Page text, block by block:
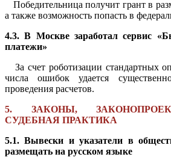
Победительница получит грант в
а также возможность попасть в
4.3. В Москве заработал сервис
платежи»
За счет роботизации стандартных
числа ошибок удается
проведения расчетов.
5. ЗАКОНЫ,
СУДЕБНАЯ ПРАКТИКА
5.1. Вывески и указатели в
размещать на русском языке